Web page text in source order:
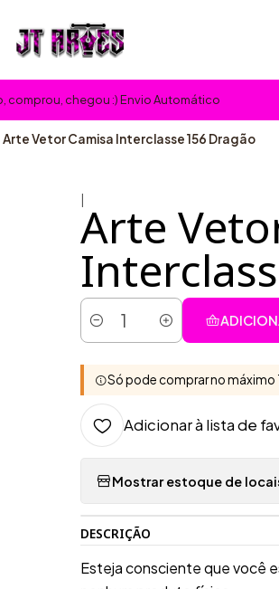
comprou, chegou :) Envio Automático
Arte Vetor Camisa Interclasse 156 Dragão
Arte
Quantidade
Só pode comprar no máximo
Adicionar à lista de
Mostrar estoque de
DESCRIÇÃO
Esteja consciente que você